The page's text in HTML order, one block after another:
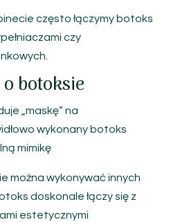
często łączymy botoks
czy
botoksie
„maskę” na
wykonany botoks
mimikę
można wykonywać innych
doskonale łączy się z
estetycznymi